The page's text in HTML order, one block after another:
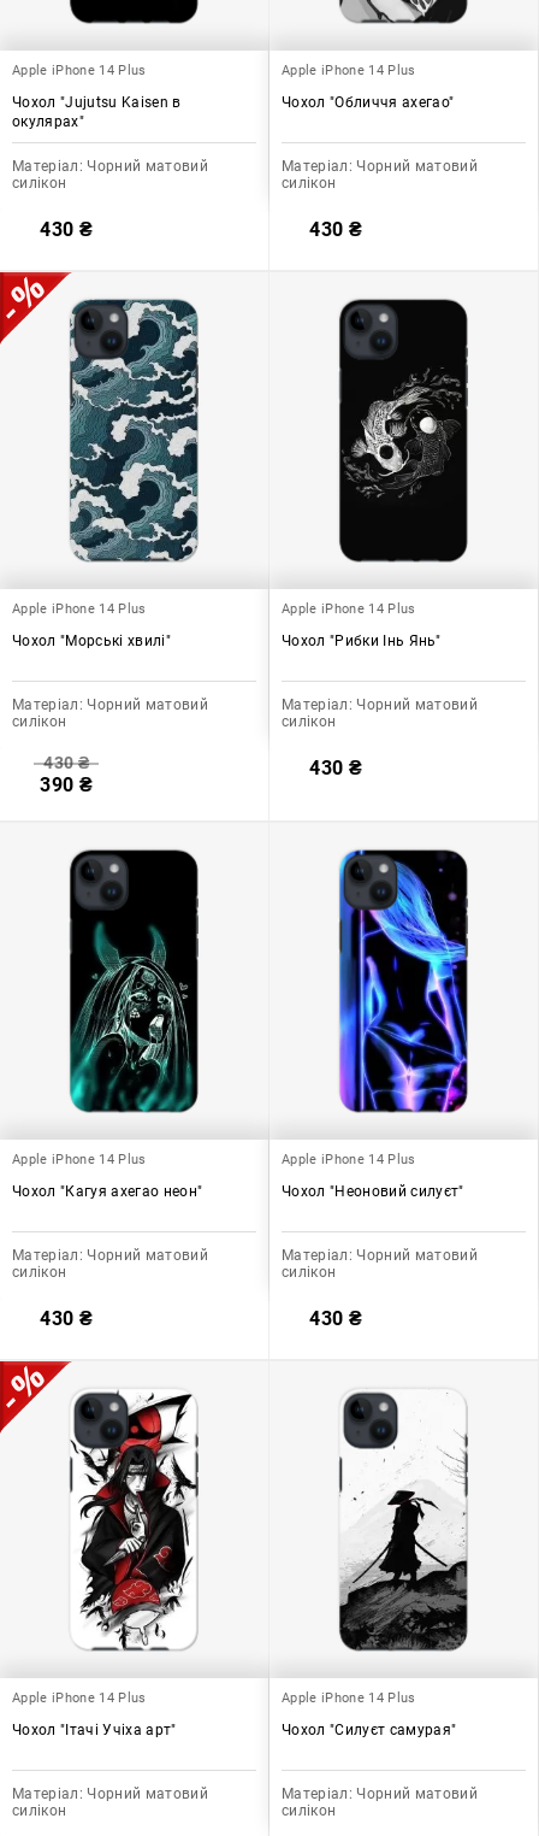
Apple iPhone 14 Plus
Чохол "Jujutsu Kaisen в
окулярах"
Матеріал: Чорний матовий
силікон
430 ₴
Apple iPhone 14 Plus
Чохол "Обличчя ахегао"
Матеріал: Чорний матовий
силікон
430 ₴
Apple iPhone 14 Plus
Чохол "Морські хвилі"
Матеріал: Чорний матовий
силікон
430₴
390 ₴
Apple iPhone 14 Plus
Чохол "Рибки Інь Янь"
Матеріал: Чорний матовий
силікон
430 ₴
Apple iPhone 14 Plus
Чохол "Кагуя ахегао неон"
Матеріал: Чорний матовий
силікон
430 ₴
Apple iPhone 14 Plus
Чохол "Неоновий силуєт"
Матеріал: Чорний матовий
силікон
430 ₴
Apple iPhone 14 Plus
Чохол "Ітачі Учіха арт"
Матеріал: Чорний матовий
силікон
Apple iPhone 14 Plus
Чохол "Силуєт самурая"
Матеріал: Чорний матовий
силікон